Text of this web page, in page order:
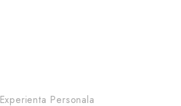
Experienta Personala